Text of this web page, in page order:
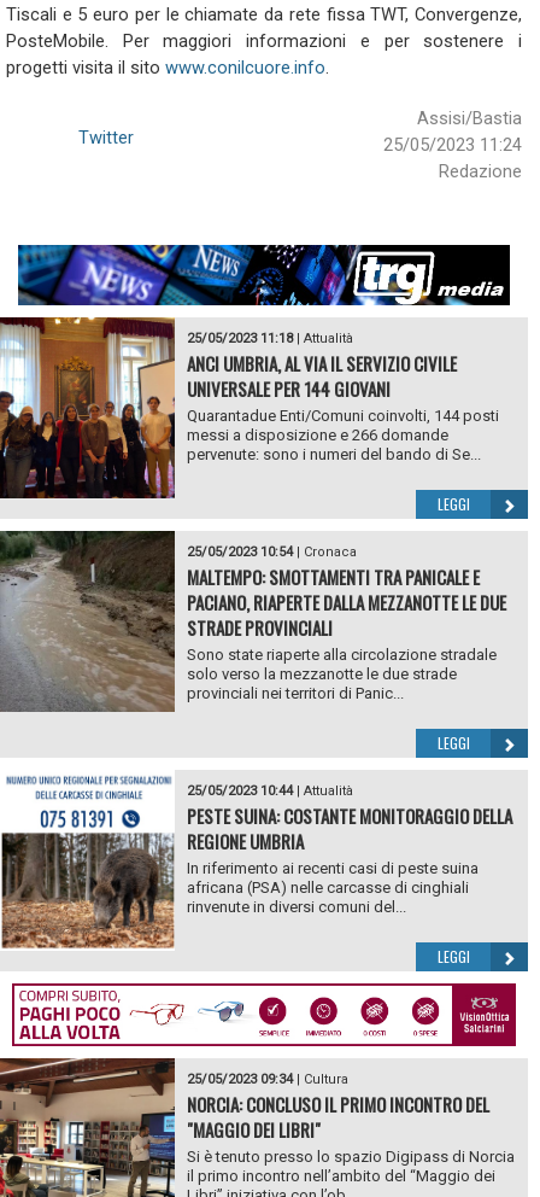
Tiscali e 5 euro per le chiamate da rete fissa TWT, Convergenze,
PosteMobile. Per maggiori informazioni e per sostenere i
progetti visita il sito www.conilcuore.info.
Assisi/Bastia
25/05/2023 11:24
Redazione
Twitter
25/05/2023 11:18| Attualità
ANCI UMBRIA, AL VIA IL SERVIZIO CIVILE
UNIVERSALE PER 144 GIOVANI
Quarantadue Enti/Comuni coinvolti, 144 posti
messi a disposizione e 266 domande
pervenute: sono i numeri del bando di Se...
LEGGI
25/05/2023 10:54| Cronaca
MALTEMPO: SMOTTAMENTI TRA PANICALE E
PACIANO, RIAPERTE DALLA MEZZANOTTE LE DUE
STRADE PROVINCIALI
Sono state riaperte alla circolazione stradale
solo verso la mezzanotte le due strade
provinciali nei territori di Panic...
LEGGI
25/05/2023 10:44| Attualità
PESTE SUINA: COSTANTE MONITORAGGIO DELLA
REGIONE UMBRIA
In riferimento ai recenti casi di peste suina
africana (PSA) nelle carcasse di cinghiali
rinvenute in diversi comuni del...
LEGGI
25/05/2023 09:34| Cultura
NORCIA: CONCLUSO IL PRIMO INCONTRO DEL
"MAGGIO DEI LIBRI"
Si è tenuto presso lo spazio Digipass di Norcia
il primo incontro nell’ambito del “Maggio dei